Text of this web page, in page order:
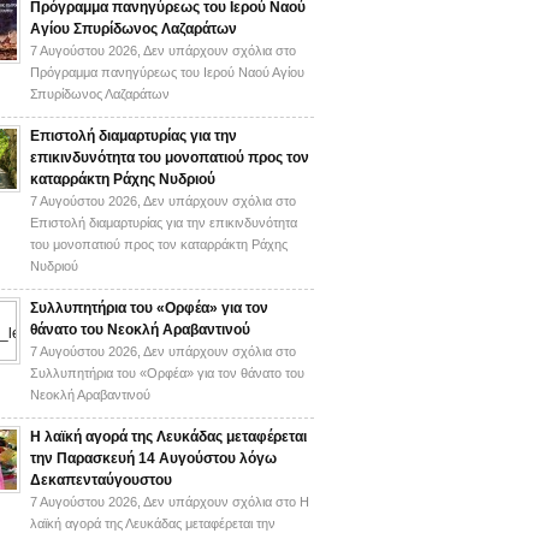
Πρόγραμμα πανηγύρεως του Ιερού Ναού
Αγίου Σπυρίδωνος Λαζαράτων
7 Αυγούστου 2026, Δεν υπάρχουν σχόλια στο
Πρόγραμμα πανηγύρεως του Ιερού Ναού Αγίου
Σπυρίδωνος Λαζαράτων
Επιστολή διαμαρτυρίας για την
επικινδυνότητα του μονοπατιού προς τον
καταρράκτη Ράχης Νυδριού
7 Αυγούστου 2026, Δεν υπάρχουν σχόλια στο
Επιστολή διαμαρτυρίας για την επικινδυνότητα
του μονοπατιού προς τον καταρράκτη Ράχης
Νυδριού
Συλλυπητήρια του «Ορφέα» για τον
θάνατο του Νεοκλή Αραβαντινού
7 Αυγούστου 2026, Δεν υπάρχουν σχόλια στο
Συλλυπητήρια του «Ορφέα» για τον θάνατο του
Νεοκλή Αραβαντινού
Η λαϊκή αγορά της Λευκάδας μεταφέρεται
την Παρασκευή 14 Αυγούστου λόγω
Δεκαπενταύγουστου
7 Αυγούστου 2026, Δεν υπάρχουν σχόλια στο Η
λαϊκή αγορά της Λευκάδας μεταφέρεται την